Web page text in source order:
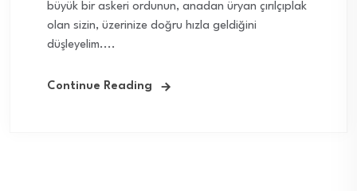
büyük bir askeri ordunun, anadan üryan çırılçıplak
olan sizin, üzerinize doğru hızla geldiğini
düşleyelim....
Continue Reading